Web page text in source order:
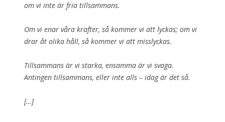
om vi inte är fria tillsammans.
Om vi enar våra krafter, så kommer vi att lyckas; om vi
drar åt olika håll, så kommer vi att misslyckas.
Tillsammans är vi starka, ensamma är vi svaga.
Antingen tillsammans, eller inte alls – idag är det så.
[…]